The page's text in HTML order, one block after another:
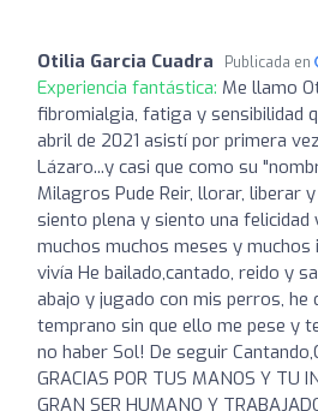
Otilia Garcia Cuadra Publicada en
Experiencia fantástica: Me llamo
fibromialgia, fatiga y sensibilidad
abril de 2021 asistí por primera
Lázaro...y casi que como su
Milagros Pude Reir, llorar, liberar
siento plena y siento una
muchos muchos meses y
vivía He bailado,cantado, reido y
abajo y jugado con mis perros,
temprano sin que ello me pese y
no haber Sol! De seguir
GRACIAS POR TUS MANOS Y TU
GRAN SER HUMANO Y